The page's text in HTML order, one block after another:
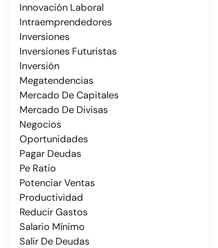
Innovación Laboral
Intraemprendedores
Inversiones
Inversiones Futuristas
Inversión
Megatendencias
Mercado De Capitales
Mercado De Divisas
Negocios
Oportunidades
Pagar Deudas
Pe Ratio
Potenciar Ventas
Productividad
Reducir Gastos
Salario Mínimo
Salir De Deudas